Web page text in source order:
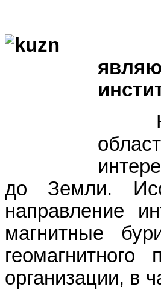
Наш
до Земли.
направление
магнитные
организации, в